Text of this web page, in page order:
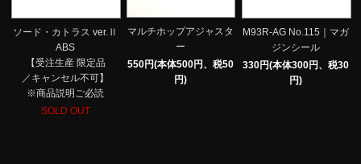
ソード・カトラス ver.Ⅱ
ABS
【受注生産 限定品
／キャンセル不可】
※商品説明ご必読
SOLD OUT
マルチホップアジャスタ
ー
550円(本体500円、税50
円)
M93R-AG No.115｜マガ
ジンシール
330円(本体300円、税30
円)